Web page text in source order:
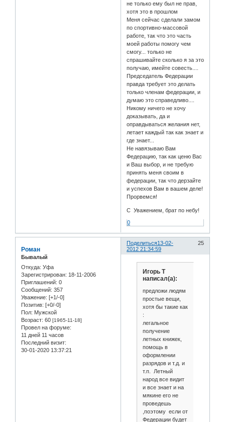
не только ему был не прав,
хотя это в прошлом
Меня сейчас сделали замом
по спортивно-массовой
работе, так что это часть
моей работы помогу чем
смогу... только не
спрашивайте сколько я за это
получаю, имейте совесть....
Председатель Федерации
правда требует это делать
только членам федерации, и
думаю это справедливо....
Никому ничего не хочу
доказывать, да и
оправдываться желания нет,
летает каждый так как знает и
где знает...
Не навязываю Вам
Федерацию, так как ценю Вас
и Ваш выбор, и не требую
принять меня своим в
федерации, так что дерзайте
и успехов Вам в вашем деле!
Прорвемся!
С Уважением, брат по небу!
0
Поделиться 25
13-02-
2012 21:34:59
Роман
Бывалый
Откуда: Уфа
Зарегистрирован: 18-11-2006
Приглашений: 0
Сообщений: 357
Уважение: [+1/-0]
Позитив: [+0/-0]
Пол: Мужской
Возраст: 60 [1965-11-18]
Провел на форуме:
11 дней 11 часов
Последний визит:
30-01-2020 13:37:21
Игорь Т
написал(а):
предложи людям
простые вещи,
хотя бы такие как
:
легальное
получение
летных книжек,
помощь в
оформлении
разрядов и т.д. и
т.п. Летный
народ все видит
и все знает и на
мякине его не
проведешь
,поэтому если от
Федерации будет